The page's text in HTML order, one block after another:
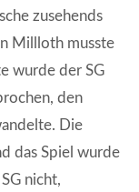
zusehends
Millloth musste
wurde der SG
den
Die
das Spiel wurde
nicht,